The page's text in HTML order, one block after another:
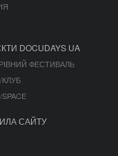
DOCUDAYS UA
ФЕСТИВАЛЬ
КЛУБ
САЙТУ